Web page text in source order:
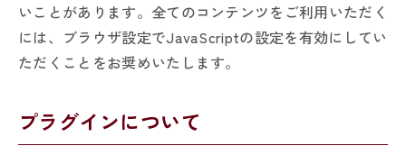
いことがあります。全てのコンテンツをご利用いただく
には、ブラウザ設定でJavaScriptの設定を有効にしてい
ただくことをお奨めいたします。
プラグインについて